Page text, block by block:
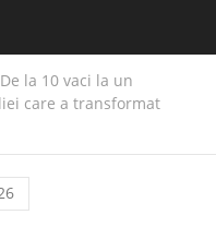
De la 10 vaci la un
care a transformat